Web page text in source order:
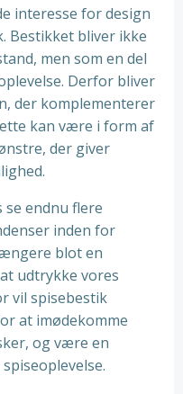
interesse for design
Bestikket bliver ikke
men som en del
Derfor bliver
der komplementerer
kan være i form af
der giver
se endnu flere
inden for
blot en
udtrykke vores
vil spisebestik
at imødekomme
og være en